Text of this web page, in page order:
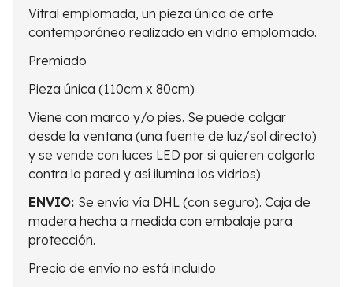
Vitral emplomada, un pieza única de arte
contemporáneo realizado en vidrio emplomado.
Premiado
Pieza única (110cm x 80cm)
Viene con marco y/o pies. Se puede colgar
desde la ventana (una fuente de luz/sol directo)
y se vende con luces LED por si quieren colgarla
contra la pared y así ilumina los vidrios)
ENVIO: Se envía vía DHL (con seguro). Caja de
madera hecha a medida con embalaje para
protección.
Precio de envío no está incluido